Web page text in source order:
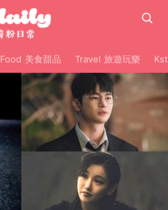
Food 美食甜品 Travel 旅遊玩樂